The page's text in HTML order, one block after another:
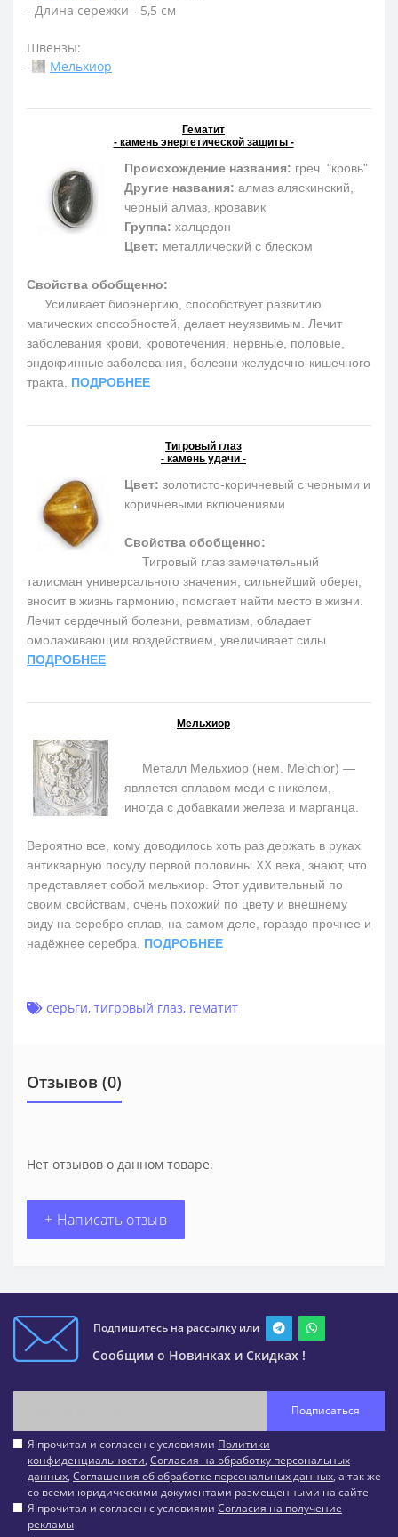
- Длина сережки - 5,5 см
Швензы:
-
Мельхиор
Гематит
- камень энергетической защиты -
Происхождение названия: греч. "кровь"
Другие названия: алмаз аляскинский,
черный алмаз, кровавик
Группа: халцедон
Цвет: металлический с блеском
Свойства обобщенно:
Усиливает биоэнергию, способствует развитию
магических способностей, делает неуязвимым. Лечит
заболевания крови, кровотечения, нервные, половые,
эндокринные заболевания, болезни желудочно-кишечного
тракта. ПОДРОБНЕЕ
Тигровый глаз
- камень удачи -
Цвет: золотисто-коричневый с черными и
коричневыми включениями
Свойства обобщенно:
Тигровый глаз замечательный
талисман универсального значения, сильнейший оберег,
вносит в жизнь гармонию, помогает найти место в жизни.
Лечит сердечный болезни, ревматизм, обладает
омолаживающим воздействием, увеличивает силы
ПОДРОБНЕЕ
Мельхиор
Металл Мельхиор (нем. Melchior) —
является сплавом меди с никелем,
иногда с добавками железа и марганца.
Вероятно все, кому доводилось хоть раз держать в руках
антикварную посуду первой половины ХХ века, знают, что
представляет собой мельхиор. Этот удивительный по
своим свойствам, очень похожий по цвету и внешнему
виду на серебро сплав, на самом деле, гораздо прочнее и
надёжнее серебра. ПОДРОБНЕЕ
серьги, тигровый глаз, гематит
Отзывов (0)
Нет отзывов о данном товаре.
+ Написать отзыв
Подпишитесь на рассылку или
Сообщим о Новинках и Скидках !
Подписаться
Я прочитал и согласен с условиями Политики
конфиденциальности, Согласия на обработку персональных
данных, Соглашения об обработке персональных данных, а так же
со всеми юридическими документами размещенными на сайте
Я прочитал и согласен с условиями Согласия на получение
рекламы